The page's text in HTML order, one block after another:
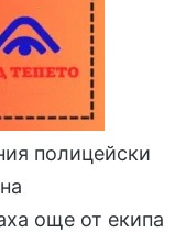
полицейски
още от екипа